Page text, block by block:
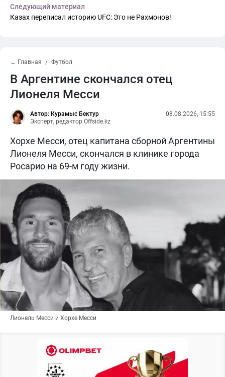
Следующий материал
Казах переписал историю UFC: Это не Рахмонов!
← Главная Футбол
В Аргентине скончался отец
Лионеля Месси
Автор: Курамыс Бектур
Эксперт, редактор Offside.kz
08.08.2026, 15:55
Хорхе Месси, отец капитана сборной Аргентины
Лионеля Месси, скончался в клинике города
Росарио на 69-м году жизни.
Лионель Месси и Хорхе Месси